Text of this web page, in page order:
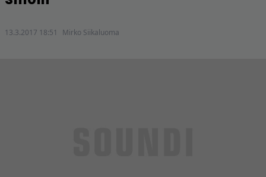
13.3.2017 18:51 Mirko Siikaluoma